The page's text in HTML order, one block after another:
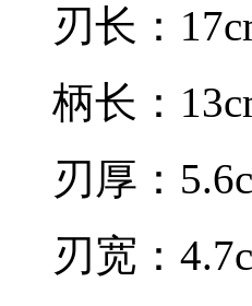
刃长：
柄长：
刃厚：
刃宽：